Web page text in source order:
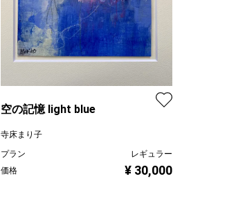
空の記憶 light blue
寺床まり子
プラン
レギュラー
価格
¥ 30,000